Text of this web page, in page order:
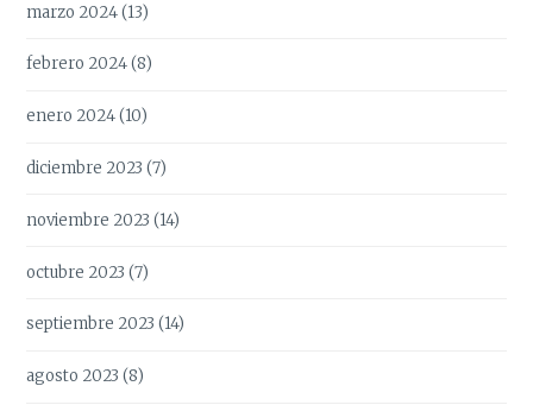
marzo 2024(13)
febrero 2024(8)
enero 2024(10)
diciembre 2023 (7)
noviembre 2023 (14)
octubre 2023 (7)
septiembre 2023 (14)
agosto 2023 (8)